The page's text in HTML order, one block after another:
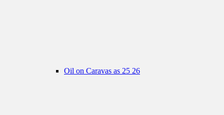
Oil on Caravas as 25 26